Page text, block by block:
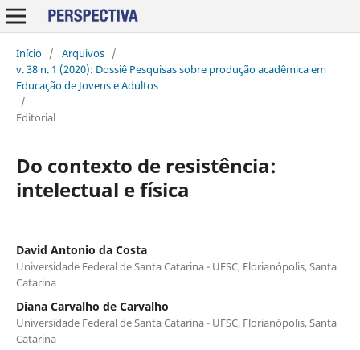
Início / Arquivos /
v. 38 n. 1 (2020): Dossiê Pesquisas sobre produção acadêmica em
Educação de Jovens e Adultos
/
Editorial
Do contexto de resistência:
intelectual e física
David Antonio da Costa
Universidade Federal de Santa Catarina - UFSC, Florianópolis, Santa
Catarina
Diana Carvalho de Carvalho
Universidade Federal de Santa Catarina - UFSC, Florianópolis, Santa
Catarina